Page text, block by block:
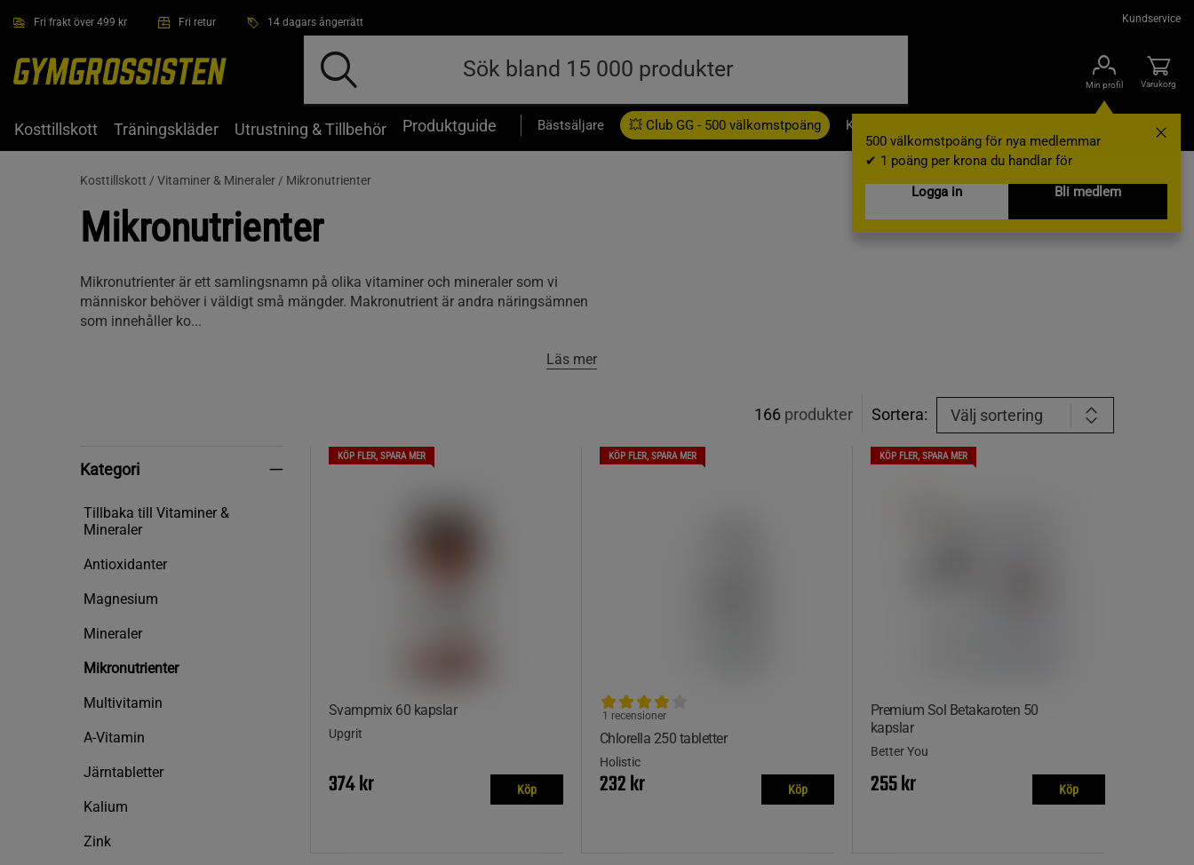
Fri frakt över 499 kr Fri retur 14 dagars ångerrätt Kundservice
Min profil
500 välkomstpoäng för nya medlemmar
✔ 1 poäng per krona du handlar för
Logga in
Bli medlem
Varukorg
Kosttillskott Träningskläder Utrustning & Tillbehör Produktguide Bästsäljare 💥 Club GG - 500 välkomstpoäng Kampanjer
Kosttillskott / Vitaminer & Mineraler / Mikronutrienter
Mikronutrienter
Mikronutrienter är ett samlingsnamn på olika vitaminer och mineraler som vi
människor behöver i väldigt små mängder. Makronutrient är andra näringsämnen
som innehåller ko...
Läs mer
166 produkter Sortera: Välj sortering
KategoriKategori
Tillbaka till Vitaminer &
Mineraler
Antioxidanter
Magnesium
Mineraler
Mikronutrienter
Multivitamin
A-Vitamin
Järntabletter
Kalium
Zink
KÖP FLER, SPARA MER
Svampmix 60 kapslar
Upgrit
374 kr Köp
KÖP FLER, SPARA MER
Chlorella 250 tabletter
1 recensioner
Holistic
232 kr Köp
KÖP FLER, SPARA MER
Premium Sol Betakaroten 50
kapslar
Better You
255 kr Köp